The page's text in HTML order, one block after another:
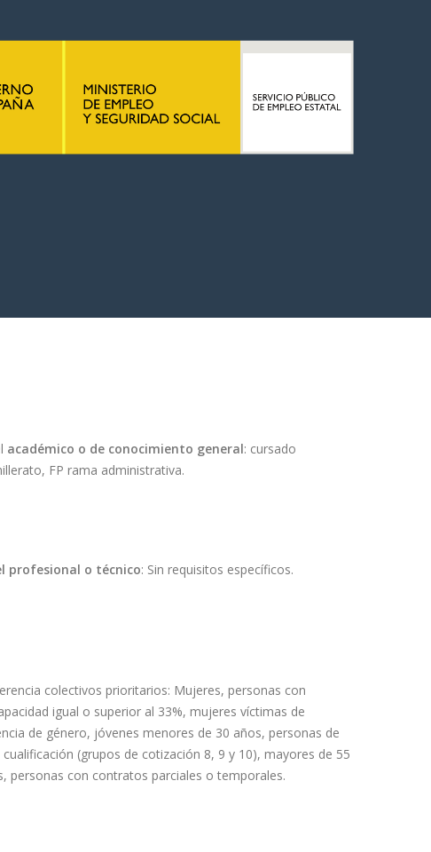
académico o de conocimiento general: cursado
FP rama administrativa.
profesional o técnico: Sin requisitos específicos.
colectivos prioritarios: Mujeres, personas con
igual o superior al 33%, mujeres víctimas de
de género, jóvenes menores de 30 años, personas de
(grupos de cotización 8, 9 y 10), mayores de 55
personas con contratos parciales o temporales.